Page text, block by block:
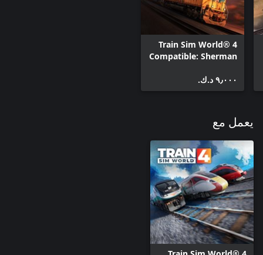
Train Sim World® 4
Compatible: Sherman
Laramie
٩٫٠٠٠ د.ك.‏
يعمل مع